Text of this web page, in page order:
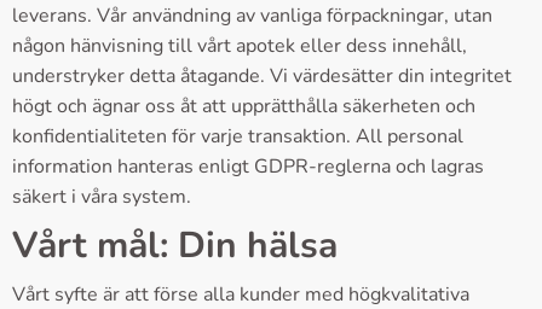
leverans. Vår användning av vanliga förpackningar, utan
någon hänvisning till vårt apotek eller dess innehåll,
understryker detta åtagande. Vi värdesätter din integritet
högt och ägnar oss åt att upprätthålla säkerheten och
konfidentialiteten för varje transaktion. All personal
information hanteras enligt GDPR-reglerna och lagras
säkert i våra system.
Vårt mål: Din hälsa
Vårt syfte är att förse alla kunder med högkvalitativa